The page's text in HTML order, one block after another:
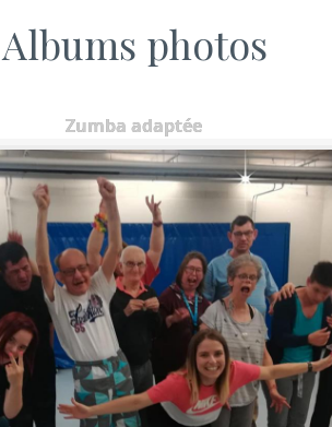
Albums photos
Zumba adaptée